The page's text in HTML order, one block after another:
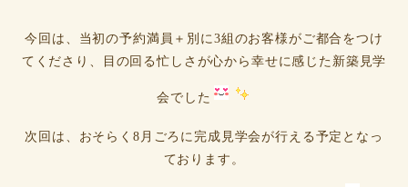
今回は、当初の予約満員＋別に3組のお客様がご都合をつけ
てくださり、目の回る忙しさが心から幸せに感じた新築見学
会でした
次回は、おそらく8月ごろに完成見学会が行える予定となっ
ております。